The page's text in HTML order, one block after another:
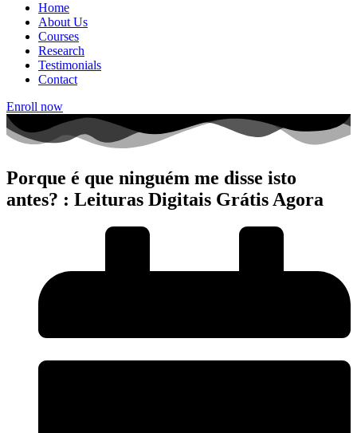
Home
About Us
Courses
Research
Testimonials
Contact
Enroll now
Porque é que ninguém me disse isto
antes? : Leituras Digitais Grátis Agora